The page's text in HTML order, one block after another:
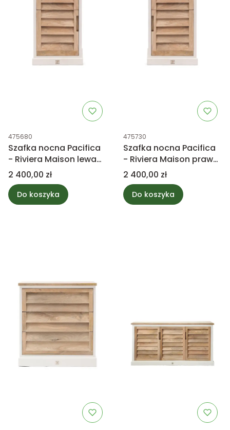
Kod produktu
475680
Szafka nocna Pacifica
- Riviera Maison lewa
72cm
Cena
2 400,00 zł
Do koszyka
Kod produktu
475730
Szafka nocna Pacifica
- Riviera Maison prawa
72cm
Cena
2 400,00 zł
Do koszyka